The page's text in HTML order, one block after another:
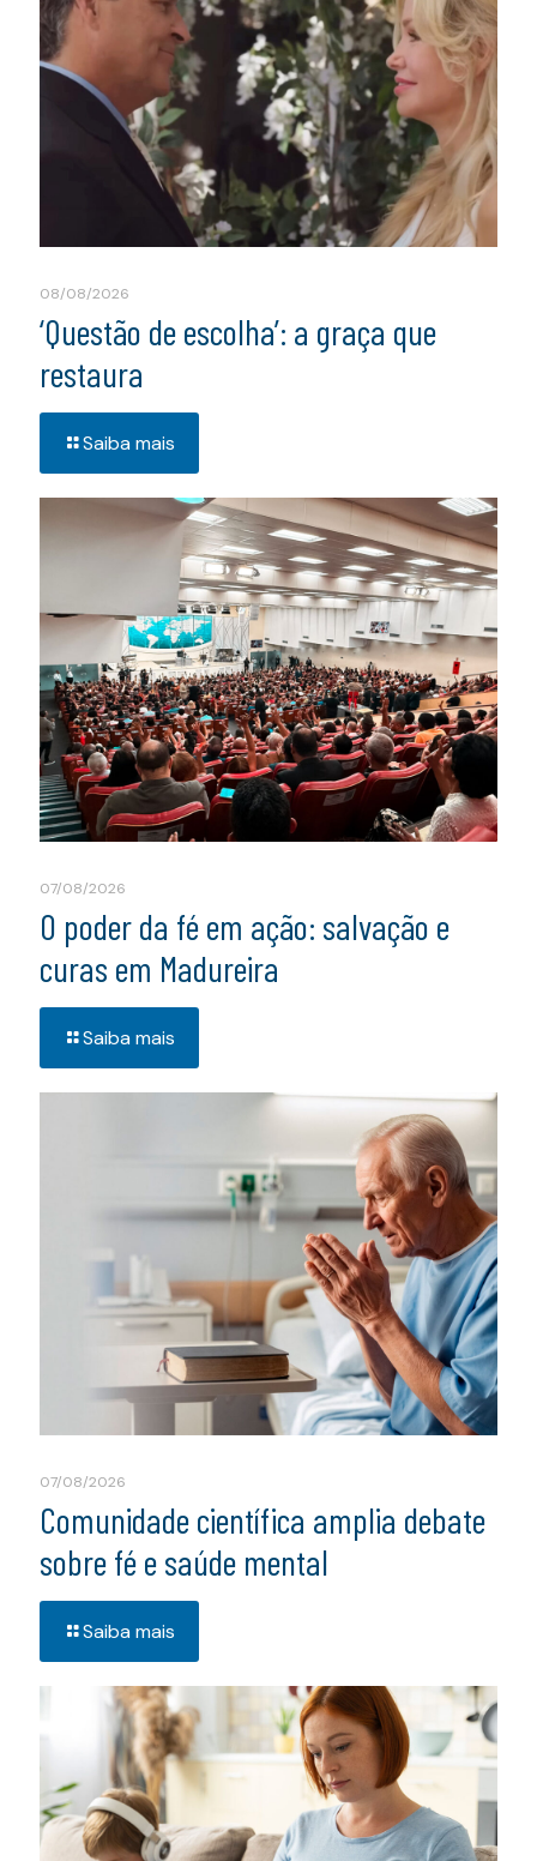
08/08/2026
‘Questão de escolha’: a graça que
restaura
Saiba mais
07/08/2026
O poder da fé em ação: salvação e
curas em Madureira
Saiba mais
07/08/2026
Comunidade científica amplia debate
sobre fé e saúde mental
Saiba mais